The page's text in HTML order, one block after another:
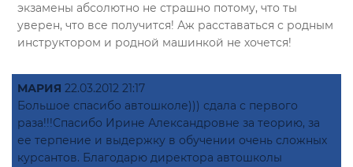
экзамены абсолютно не страшно потому, что ты
уверен, что все получится! Аж расставаться с родным
инструктором и родной машинкой не хочется!
МАРИЯ 22.03.2012 21:17
Большое спасибо автошколе))) сдала с первого
раза!!!Спасибо Ирине Александровне за теорию, за
ее терпение и выдержку в обучении очень сложных
курсантов. Благодарю директора автошколы